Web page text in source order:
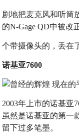
剧地把麦克风和听筒
的N-Gage QD中被改
个带摄像头的，丢在
诺基亚7600
2003年上市的诺基亚
虽然是诺基亚的第一
留下过多笔墨。